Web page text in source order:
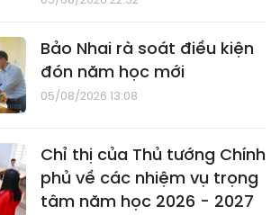
Bảo Nhai rà soát điều kiện
đón năm học mới
05/08/2026 13:08
Chỉ thị của Thủ tướng Chính
phủ về các nhiệm vụ trọng
tâm năm học 2026 - 2027